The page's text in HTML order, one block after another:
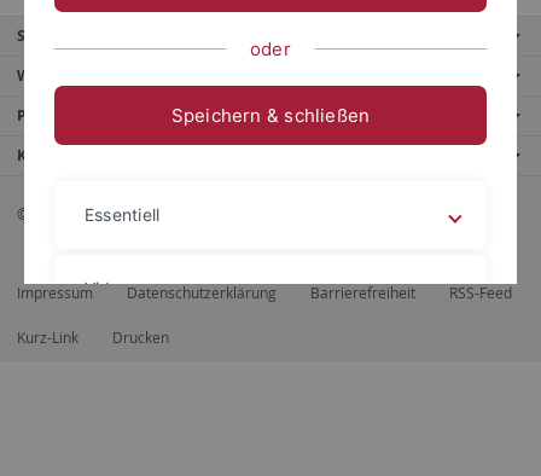
Service
Weitere Angebote
Portale
Kontaktinfo
© 2026 Eberhard Karls Universität Tübingen, Tübingen
Impressum Datenschutzerklärung Barrierefreiheit RSS-Feed
Kurz-Link Drucken
oder
Speichern & schließen
Essentiell
Videos